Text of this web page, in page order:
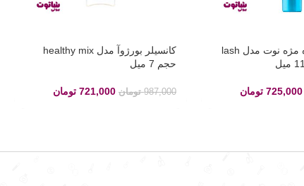
ریمل بلند کننده مژه نوت مدل lash
725,000 تومان
کانسیلر بورژوآ مدل healthy mix
حجم 7 میل
987,000 تومان 721,000 تومان